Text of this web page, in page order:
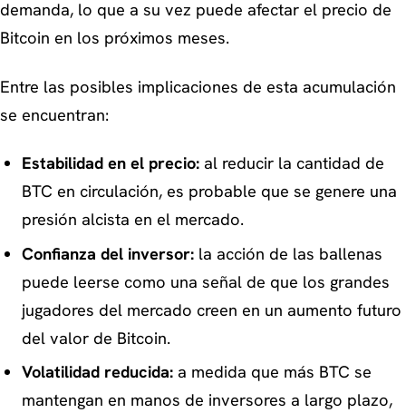
demanda, lo que a su vez puede afectar el precio de
Bitcoin en los próximos meses.
Entre las posibles implicaciones de esta acumulación
se encuentran:
Estabilidad en el precio:al reducir la cantidad de
BTC en circulación, es probable que se genere una
presión alcista en el mercado.
Confianza del inversor:la acción de las ballenas
puede leerse como una señal de que los grandes
jugadores del mercado creen en un aumento futuro
del valor de Bitcoin.
Volatilidad reducida:a medida que más BTC se
mantengan en manos de inversores a largo plazo,